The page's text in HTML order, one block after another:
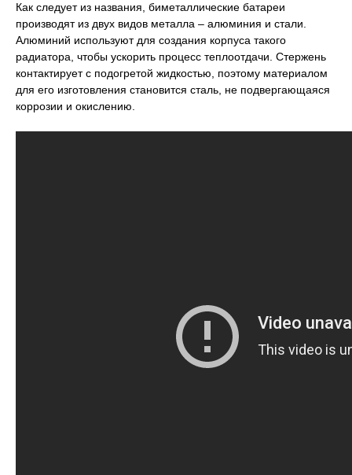
Как следует из названия, биметаллические батареи
производят из двух видов металла – алюминия и стали.
Алюминий используют для создания корпуса такого
радиатора, чтобы ускорить процесс теплоотдачи. Стержень
контактирует с подогретой жидкостью, поэтому материалом
для его изготовления становится сталь, не подвергающаяся
коррозии и окислению.